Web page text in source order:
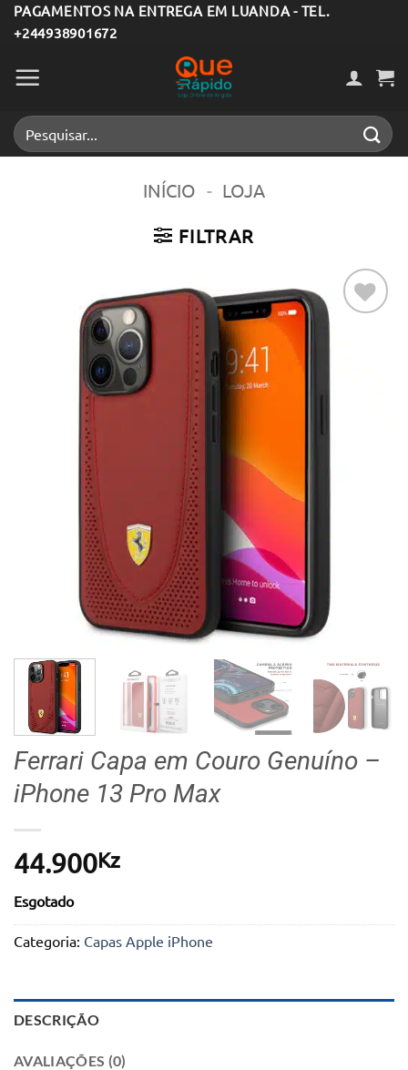
Skip
to
content
PAGAMENTOS NA ENTREGA EM LUANDA - TEL.
+244938901672
Pesquisar
por:
INÍCIO - LOJA
FILTRAR
Ferrari Capa em Couro Genuíno –
iPhone 13 Pro Max
44.900Kz
Esgotado
Categoria: Capas Apple iPhone
DESCRIÇÃO
AVALIAÇÕES (0)